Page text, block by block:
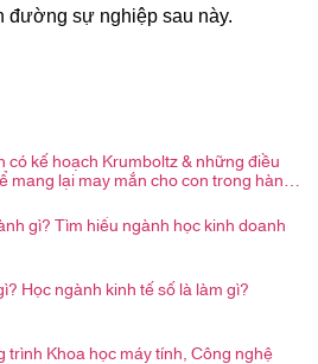
đường sự nghiệp sau này.
có kế hoạch Krumboltz & những điều
mang lại may mắn cho con trong hành
gì? Tìm hiểu ngành học kinh doanh
Học ngành kinh tế số là làm gì?
trình Khoa học máy tính, Công nghệ